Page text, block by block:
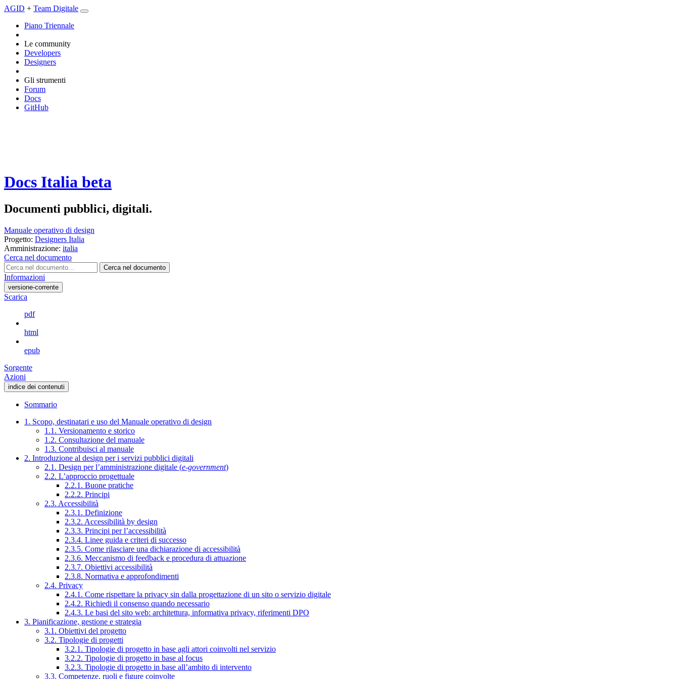
AGID + Team Digitale
Piano Triennale
Le community
Developers
Designers
Gli strumenti
Forum
Docs
GitHub
Docs Italia beta
Documenti pubblici, digitali.
Manuale operativo di design
Progetto: Designers Italia
Amministrazione: italia
Cerca nel documento
Cerca nel documento
Informazioni
versione-corrente
Scarica
pdf
html
epub
Sorgente
Azioni
indice dei contenuti
Sommario
1. Scopo, destinatari e uso del Manuale operativo di design
1.1. Versionamento e storico
1.2. Consultazione del manuale
1.3. Contribuisci al manuale
2. Introduzione al design per i servizi pubblici digitali
2.1. Design per l’amministrazione digitale (e-government)
2.2. L’approccio progettuale
2.2.1. Buone pratiche
2.2.2. Principi
2.3. Accessibilità
2.3.1. Definizione
2.3.2. Accessibilità by design
2.3.3. Principi per l’accessibilità
2.3.4. Linee guida e criteri di successo
2.3.5. Come rilasciare una dichiarazione di accessibilità
2.3.6. Meccanismo di feedback e procedura di attuazione
2.3.7. Obiettivi accessibilità
2.3.8. Normativa e approfondimenti
2.4. Privacy
2.4.1. Come rispettare la privacy sin dalla progettazione di un sito o servizio digitale
2.4.2. Richiedi il consenso quando necessario
2.4.3. Le basi del sito web: architettura, informativa privacy, riferimenti DPO
3. Pianificazione, gestione e strategia
3.1. Obiettivi del progetto
3.2. Tipologie di progetti
3.2.1. Tipologie di progetto in base agli attori coinvolti nel servizio
3.2.2. Tipologie di progetto in base al focus
3.2.3. Tipologie di progetto in base all’ambito di intervento
3.3. Competenze, ruoli e figure coinvolte